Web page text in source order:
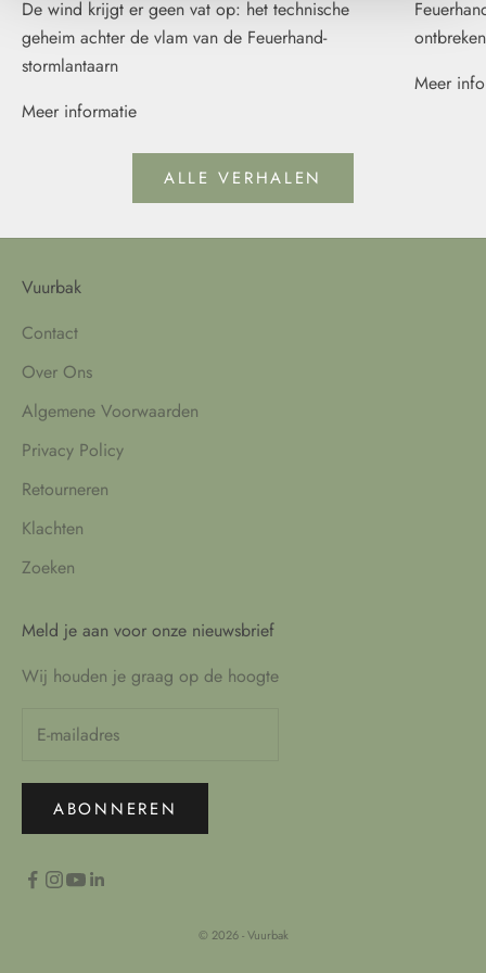
De wind krijgt er geen vat op: het technische
geheim achter de vlam van de Feuerhand-
stormlantaarn
Meer informatie
Meer
ALLE VERHALEN
Vuurbak
Contact
Over Ons
Algemene Voorwaarden
Privacy Policy
Retourneren
Klachten
Zoeken
Meld je aan voor onze nieuwsbrief
Wij houden je graag op de hoogte
ABONNEREN
© 2026 - Vuurbak